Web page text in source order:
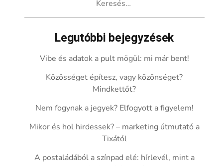
Legutóbbi bejegyzések
Vibe és adatok a pult mögül: mi már bent!
Közösséget építesz, vagy közönséget?
Mindkettőt?
Nem fogynak a jegyek? Elfogyott a figyelem!
Mikor és hol hirdessek? – marketing útmutató a
Tixától
A postaládából a színpad elé: hírlevél, mint a